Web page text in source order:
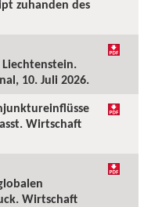
zuhanden des
10. Juli 2026.
Wirtschaft
Wirtschaft